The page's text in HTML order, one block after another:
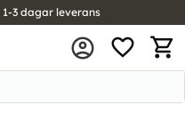
1-3 dagar leverans